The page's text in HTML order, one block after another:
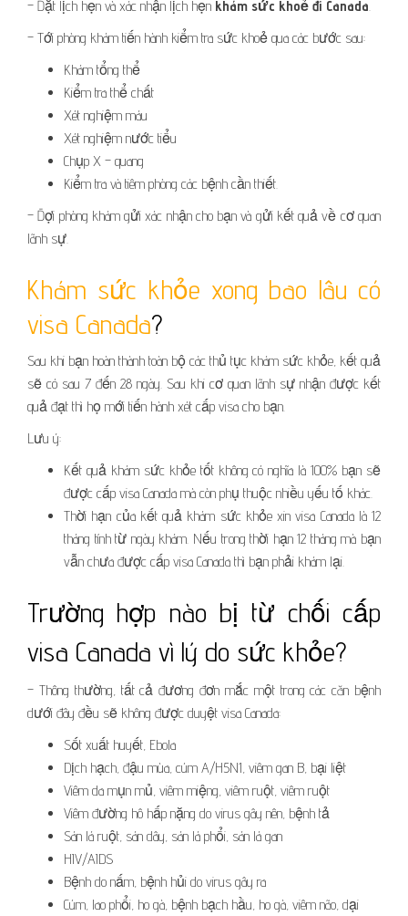
– Đặt lịch hẹn và xác nhận lịch hẹn khám sức khoẻ đi Canada
– Tới phòng khám tiến hành kiểm tra sức khoẻ qua các bước sau:
Khám tổng thể
Kiểm tra thể chất
Xét nghiệm máu
Xét nghiệm nước tiểu
Chụp X – quang
Kiểm tra và tiêm phòng các bệnh cần thiết.
– Đợi phòng khám gửi xác nhận cho bạn và gửi kết quả về cơ quan
lãnh sự.
Khám sức khỏe xong bao lâu có
visa Canada?
Sau khi bạn hoàn thành toàn bộ các thủ tục khám sức khỏe, kết quả
sẽ có sau 7 đến 28 ngày. Sau khi cơ quan lãnh sự nhận được kết
quả đạt thì họ mới tiến hành xét cấp visa cho bạn.
Lưu ý:
Kết quả khám sức khỏe tốt không có nghĩa là 100% bạn sẽ
được cấp visa Canada mà còn phụ thuộc nhiều yếu tố khác.
Thời hạn của kết quả khám sức khỏe xin visa Canada là 12
tháng tính từ ngày khám. Nếu trong thời hạn 12 tháng mà bạn
vẫn chưa được cấp visa Canada thì bạn phải khám lại.
Trường hợp nào bị từ chối cấp
visa Canada vì lý do sức khỏe?
– Thông thường, tất cả đương đơn mắc một trong các căn bệnh
dưới đây đều sẽ không được duyệt visa Canada:
Sốt xuất huyết, Ebola
Dịch hạch, đậu mùa, cúm A/H5N1, viêm gan B, bại liệt
Viêm da mụn mủ, viêm miệng, viêm ruột, viêm ruột
Viêm đường hô hấp nặng do virus gây nên, bệnh tả
Sán lá ruột, sán dây, sán lá phổi, sán lá gan
HIV/AIDS
Bệnh do nấm, bệnh hủi do virus gây ra
Cúm, lao phổi, ho gà, bệnh bạch hầu, ho gà, viêm não, dại